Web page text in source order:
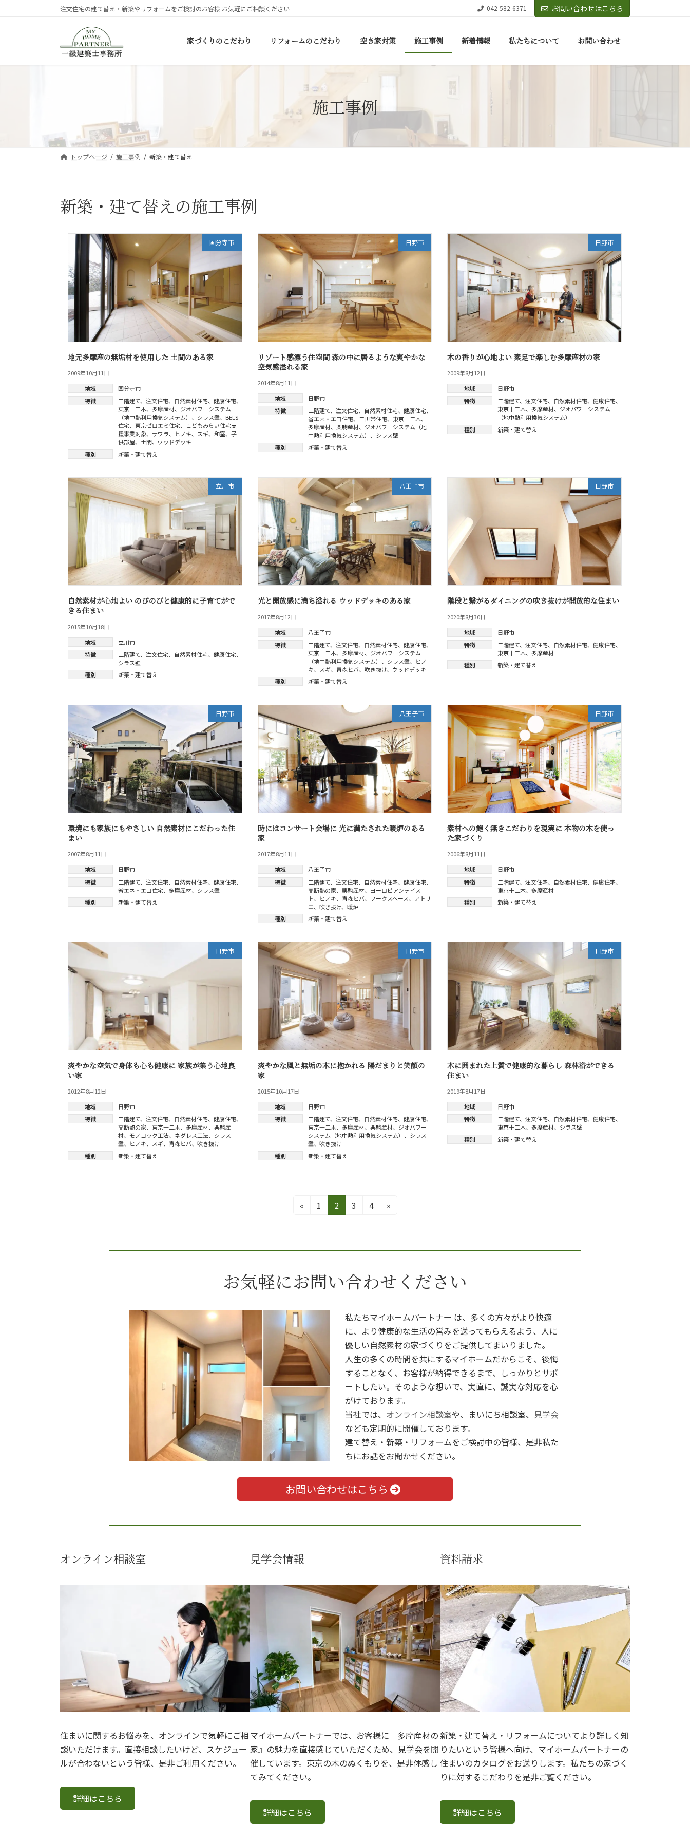
注文住宅の建て替え・新築やリフォームをご検討のお客様 お気軽にご相談ください 042-582-6371 お問い合わせはこちら
家づくりのこだわり リフォームのこだわり 空き家対策 施工事例 新着情報 私たちについて お問い合わせ
施工事例
トップページ 施工事例 新築・建て替え
新築・建て替えの施工事例
国分寺市
地元多摩産の無垢材を使用した 土間のある家
2009年10月11日
地域
国分寺市
特徴
二階建て、 注文住宅、 自然素材住宅、 健康住宅、
東京十二木、 多摩産材、 ジオパワーシステム
（地中熱利用換気システム） 、 シラス壁、 BELS
住宅、 東京ゼロエミ住宅、 こどもみらい住宅支
援事業対象、 サワラ、 ヒノキ、 スギ、 和室、 子
供部屋、 土間、 ウッドデッキ
種別
新築・建て替え
日野市
リゾート感漂う住空間 森の中に居るような爽やかな
空気感溢れる家
2014年8月11日
地域
日野市
特徴
二階建て、 注文住宅、 自然素材住宅、 健康住宅、
省エネ・エコ住宅、 二世帯住宅、 東京十二木、
多摩産材、 栗駒産材、 ジオパワーシステム（地
中熱利用換気システム） 、 シラス壁
種別
新築・建て替え
日野市
木の香りが心地よい 素足で楽しむ多摩産材の家
2009年8月12日
地域
日野市
特徴
二階建て、注文住宅、 自然素材住宅、健康住宅、
東京十二木、多摩産材、 ジオパワーシステム
（地中熱利用換気システム）
種別
新築・建て替え
立川市
自然素材が心地よい のびのびと健康的に子育てがで
きる住まい
2015年10月18日
地域
立川市
特徴
二階建て、 注文住宅、 自然素材住宅、 健康住宅、
シラス壁
種別
新築・建て替え
八王子市
光と開放感に満ち溢れる ウッドデッキのある家
2017年8月12日
地域
八王子市
特徴
二階建て、 注文住宅、 自然素材住宅、 健康住宅、
東京十二木、 多摩産材、 ジオパワーシステム
（地中熱利用換気システム） 、 シラス壁、
ヒノ
キ、 スギ、 青森ヒバ、 吹き抜け、 ウッドデッキ
種別
新築・建て替え
日野市
階段と繋がるダイニングの吹き抜けが開放的な住まい
2020年8月30日
地域
日野市
特徴
二階建て、注文住宅、 自然素材住宅、健康住宅、
東京十二木、多摩産材
種別
新築・建て替え
日野市
環境にも家族にもやさしい 自然素材にこだわった住
まい
2007年8月11日
地域
日野市
特徴
二階建て、 注文住宅、 自然素材住宅、 健康住宅、
省エネ・エコ住宅、 多摩産材、 シラス壁
種別
新築・建て替え
八王子市
時にはコンサート会場に 光に満たされた暖炉のある
家
2017年8月11日
地域
八王子市
特徴
二階建て、 注文住宅、 自然素材住宅、 健康住宅、
高断熱の家、 栗駒産材、 ヨーロピアンテイス
ト、 ヒノキ、 青森ヒバ、 ワークスペース、 アトリ
エ、 吹き抜け、 暖炉
種別
新築・建て替え
日野市
素材への飽く無きこだわりを現実に 本物の木を使っ
た家づくり
2006年8月11日
地域
日野市
特徴
二階建て、注文住宅、 自然素材住宅、健康住宅、
東京十二木、多摩産材
種別
新築・建て替え
日野市
爽やかな空気で身体も心も健康に 家族が集う心地良
い家
2012年8月12日
地域
日野市
特徴
二階建て、 注文住宅、 自然素材住宅、 健康住宅、
高断熱の家、 東京十二木、 多摩産材、 栗駒産
材、 モノコック工法、 ネダレス工法、 シラス
壁、 ヒノキ、 スギ、 青森ヒバ、 吹き抜け
種別
新築・建て替え
日野市
爽やかな風と無垢の木に抱かれる 陽だまりと笑顔の
家
2015年10月17日
地域
日野市
特徴
二階建て、 注文住宅、 自然素材住宅、 健康住宅、
東京十二木、 多摩産材、 栗駒産材、 ジオパワー
システム（地中熱利用換気システム） 、 シラス
壁、 吹き抜け
種別
新築・建て替え
日野市
木に囲まれた上質で健康的な暮らし 森林浴ができる
住まい
2019年8月17日
地域
日野市
特徴
二階建て、注文住宅、 自然素材住宅、健康住宅、
東京十二木、多摩産材、 シラス壁
種別
新築・建て替え
投
ナ
«
固
ジ
1
固
定
ジ
2
固
ジ
3
固
ジ
4 »
お気軽にお問い合わせください
私たちマイホームパートナー は、多くの方々がより快適
に、より健康的な生活の営みを送ってもらえるよう、人に
優しい自然素材の家づくりをご提供してまいりました。
人生の多くの時間を共にするマイホームだからこそ、後悔
することなく、お客様が納得できるまで、しっかりとサポ
ートしたい。そのような想いで、実直に、誠実な対応を心
がけております。
当社では、 オンライン相談室や、まいにち相談室、 見学会
なども定期的に開催しております。
建て替え・新築・リフォームをご検討中の皆様、是非私た
ちにお話をお聞かせください。
お問い合わせはこちら
オンライン相談室
住まいに関するお悩みを、オンラインで気軽にご相
談いただけます。直接相談したいけど、スケジュー
ルが合わないという皆様、是非ご利用ください。
詳細はこちら
見学会情報
マイホームパートナーでは、お客様に『多摩産材の
家』の魅力を直接感じていただくため、見学会を開
催しています。東京の木のぬくもりを、是非体感し
てみてください。
詳細はこちら
資料請求
新築・建て替え・リフォームについてより詳しく知
りたいという皆様へ向け、マイホームパートナーの
住まいのカタログをお送りします。私たちの家づく
りに対するこだわりを是非ご覧ください。
詳細はこちら